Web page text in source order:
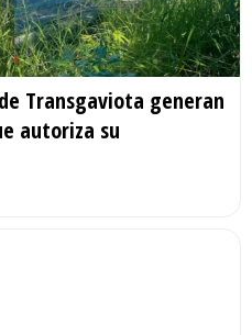
Transgaviota generan
autoriza su